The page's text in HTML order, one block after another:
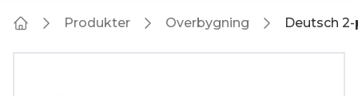
Produkter Overbygning Deutsch